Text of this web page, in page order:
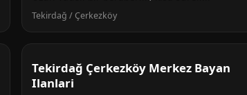
Tekirdağ / Çerkezköy
Tekirdağ Çerkezköy Merkez Bayan
Ilanlari